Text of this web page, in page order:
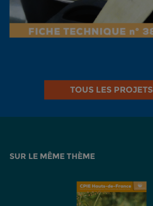
TOUS LES PROJETS
SUR LE MÊME THÈME